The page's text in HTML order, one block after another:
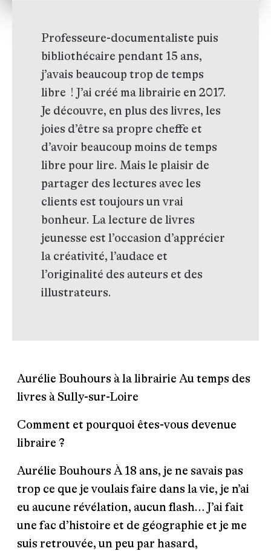
Professeure-documentaliste puis
bibliothécaire pendant 15 ans,
j’avais beaucoup trop de temps
libre ! J’ai créé ma librairie en 2017.
Je découvre, en plus des livres, les
joies d’être sa propre cheffe et
d’avoir beaucoup moins de temps
libre pour lire. Mais le plaisir de
partager des lectures avec les
clients est toujours un vrai
bonheur. La lecture de livres
jeunesse est l’occasion d’apprécier
la créativité, l’audace et
l’originalité des auteurs et des
illustrateurs.
Aurélie Bouhours à la librairie Au temps des
livres à Sully-sur-Loire
Comment et pourquoi êtes-vous devenue
libraire ?
Aurélie BouhoursÀ 18 ans, je ne savais pas
trop ce que je voulais faire dans la vie, je n’ai
eu aucune révélation, aucun flash… J’ai fait
une fac d’histoire et de géographie et je me
suis retrouvée, un peu par hasard,